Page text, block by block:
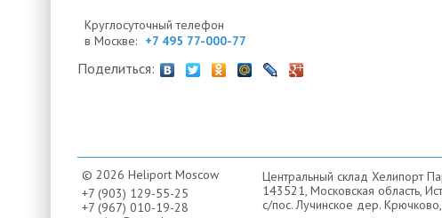
Круглосуточный телефон
в Москве: +7 495 77-000-77
Поделиться:
© 2026 Heliport Moscow
+7 (903) 129-55-25
+7 (967) 010-19-28
Центральный склад Хелипорт
143521, Московская область,
с/пос. Лучинское дер.